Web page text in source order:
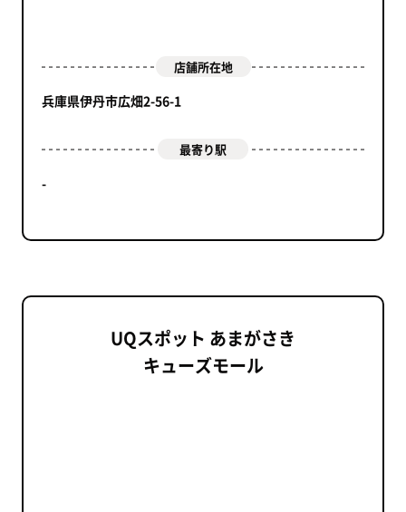
店舗所在地
兵庫県伊丹市広畑2-56-1
最寄り駅
-
UQスポット あまがさき
キューズモール